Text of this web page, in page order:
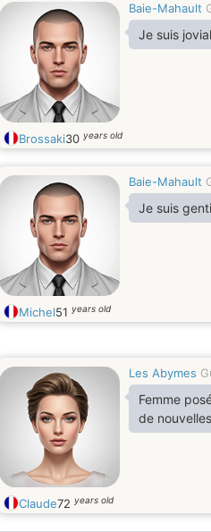
Baie-Mahault
Je suis
Brossaki30 years old
Baie-Mahault
Je suis
Michel51 years old
Les Abymes
Femme
de
Claude72 years old